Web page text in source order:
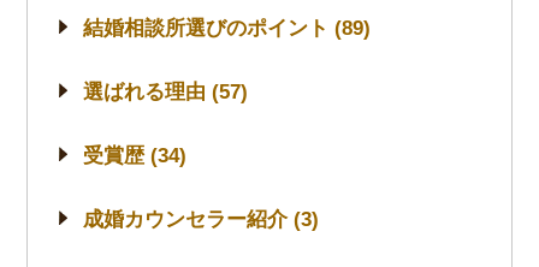
結婚相談所選びのポイント (89)
選ばれる理由 (57)
受賞歴 (34)
成婚カウンセラー紹介 (3)